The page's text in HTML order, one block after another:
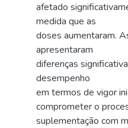
afetado
medida que as
doses aumentaram.
apresentaram
diferenças
desempenho
em termos de vigor
comprometer o
suplementação com